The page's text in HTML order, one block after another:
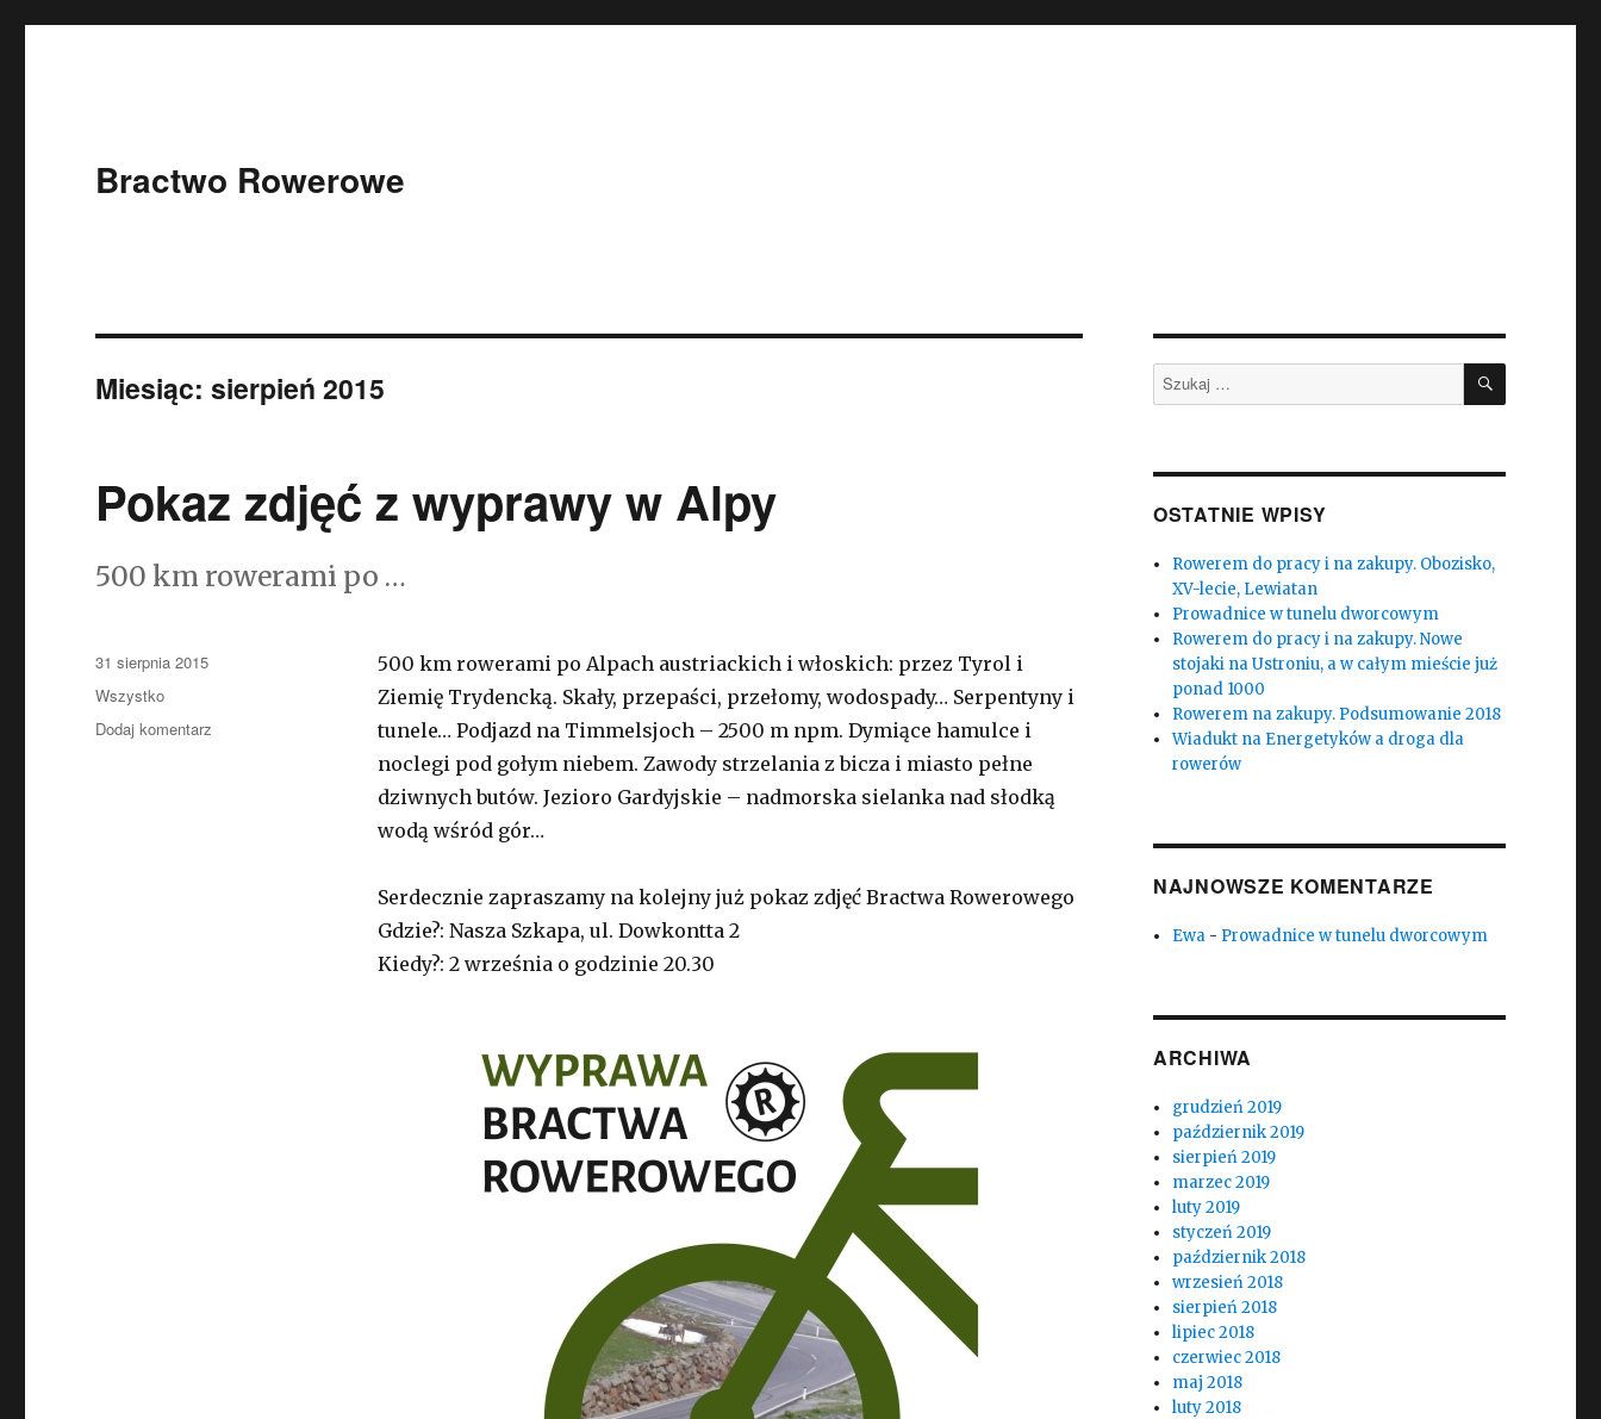
Bractwo Rowerowe
Miesiąc: sierpień 2015
Pokaz zdjęć z wyprawy w Alpy
500 km rowerami po …
500 km rowerami po Alpach austriackich i włoskich: przez Tyrol i
Ziemię Trydencką. Skały, przepaści, przełomy, wodospady… Serpentyny i
tunele… Podjazd na Timmelsjoch – 2500 m npm. Dymiące hamulce i
noclegi pod gołym niebem. Zawody strzelania z bicza i miasto pełne
dziwnych butów. Jezioro Gardyjskie – nadmorska sielanka nad słodką
wodą wśród gór…
Serdecznie zapraszamy na kolejny już pokaz zdjęć Bractwa Rowerowego
Gdzie?: Nasza Szkapa, ul. Dowkontta 2
Kiedy?: 2 września o godzinie 20.30
Opublikowano
31 sierpnia 2015
Kategorie
Wszystko
Dodaj komentarz
Szukaj: SZUKAJ
OSTATNIE WPISY
Rowerem do pracy i na zakupy. Obozisko,
XV-lecie, Lewiatan
Prowadnice w tunelu dworcowym
Rowerem do pracy i na zakupy. Nowe
stojaki na Ustroniu, a w całym mieście już
ponad 1000
Rowerem na zakupy. Podsumowanie 2018
Wiadukt na Energetyków a droga dla
rowerów
NAJNOWSZE KOMENTARZE
Ewa - Prowadnice w tunelu dworcowym
ARCHIWA
grudzień 2019
październik 2019
sierpień 2019
marzec 2019
luty 2019
styczeń 2019
październik 2018
wrzesień 2018
sierpień 2018
lipiec 2018
czerwiec 2018
maj 2018
luty 2018